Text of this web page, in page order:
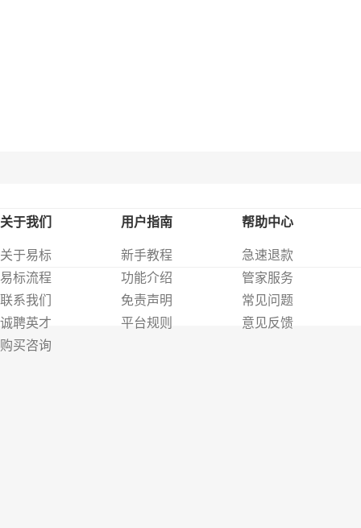
关于我们
关于易标
易标流程
联系我们
诚聘英才
购买咨询
用户指南
新手教程
功能介绍
免责声明
平台规则
帮助中心
急速退款
管家服务
常见问题
意见反馈